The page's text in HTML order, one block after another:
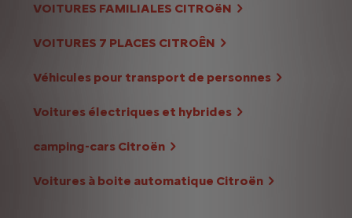
VOITURES FAMILIALES CITROëN
VOITURES 7 PLACES CITROÊN
Véhicules pour transport de personnes
Voitures électriques et hybrides
camping-cars Citroën
Voitures à boite automatique Citroën